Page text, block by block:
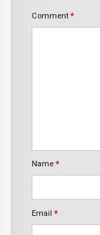
Comment *
Name *
Email *